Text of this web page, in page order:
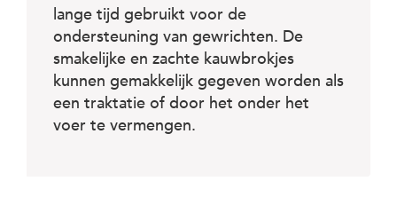
lange tijd gebruikt voor de
ondersteuning van gewrichten. De
smakelijke en zachte kauwbrokjes
kunnen gemakkelijk gegeven worden als
een traktatie of door het onder het
voer te vermengen.